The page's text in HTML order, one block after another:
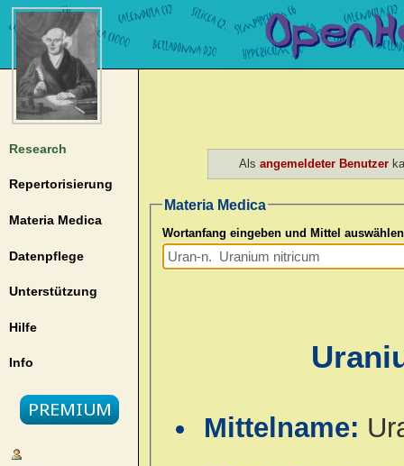
Research
Repertorisierung
Materia Medica
Datenpflege
Unterstützung
Hilfe
Info
Als angemeldeter Benutzer
Materia Medica
Wortanfang eingeben und Mittel auswählen
Mittelname: